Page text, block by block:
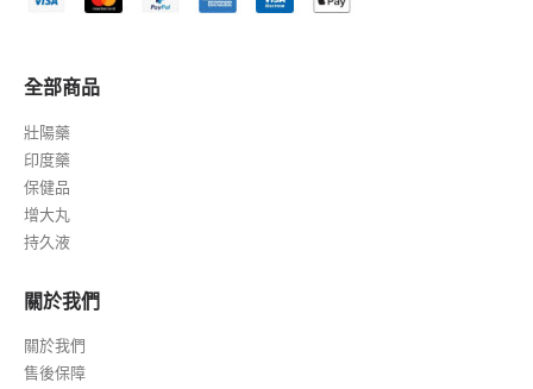
全部商品
壯陽藥
印度藥
保健品
增大丸
持久液
關於我們
關於我們
售後保障